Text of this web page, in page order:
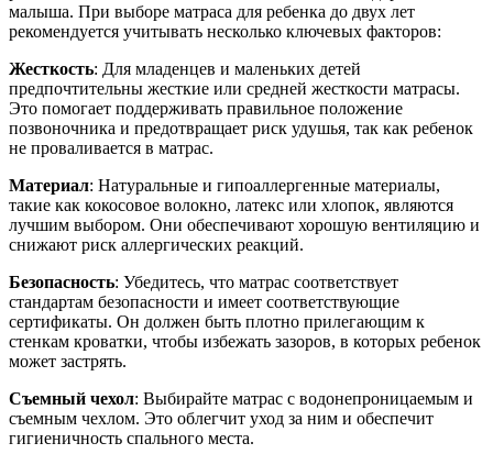
малыша. При выборе матраса для ребенка до двух лет
рекомендуется учитывать несколько ключевых факторов:
Жесткость: Для младенцев и маленьких детей
предпочтительны жесткие или средней жесткости матрасы.
Это помогает поддерживать правильное положение
позвоночника и предотвращает риск удушья, так как ребенок
не проваливается в матрас.
Материал: Натуральные и гипоаллергенные материалы,
такие как кокосовое волокно, латекс или хлопок, являются
лучшим выбором. Они обеспечивают хорошую вентиляцию и
снижают риск аллергических реакций.
Безопасность: Убедитесь, что матрас соответствует
стандартам безопасности и имеет соответствующие
сертификаты. Он должен быть плотно прилегающим к
стенкам кроватки, чтобы избежать зазоров, в которых ребенок
может застрять.
Съемный чехол: Выбирайте матрас с водонепроницаемым и
съемным чехлом. Это облегчит уход за ним и обеспечит
гигиеничность спального места.